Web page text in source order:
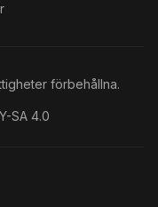
förbehållna.
SA 4.0